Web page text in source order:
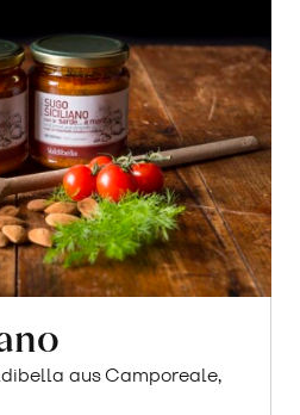
aus Camporeale,